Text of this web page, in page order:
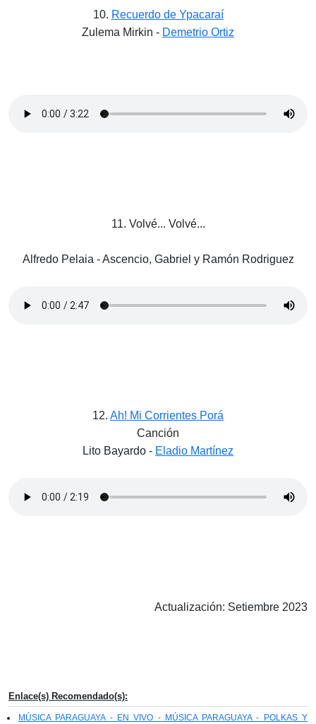
10. Recuerdo de Ypacaraí
Zulema Mirkin - Demetrio Ortiz
11. Volvé... Volvé...
Alfredo Pelaia - Ascencio, Gabriel y Ramón Rodriguez
12. Ah! Mi Corrientes Porá
Canción
Lito Bayardo - Eladio Martínez
Actualización: Setiembre 2023
Enlace(s) Recomendado(s):
MÚSICA PARAGUAYA - EN VIVO - MÚSICA PARAGUAYA - POLKAS Y